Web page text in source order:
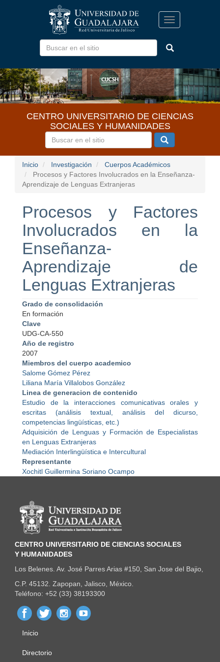
Toggle
navigation
CENTRO UNIVERSITARIO DE CIENCIAS
SOCIALES Y HUMANIDADES
Inicio Investigación
Cuerpos Académicos
Procesos y Factores Involucrados en la Enseñanza-
Aprendizaje de Lenguas Extranjeras
Procesos y Factores
Involucrados en la
Enseñanza-
Aprendizaje de
Lenguas Extranjeras
Grado de consolidación
En formación
Clave
UDG-CA-550
Año de registro
2007
Miembros del cuerpo academico
Salome Gómez Pérez
Liliana María Villalobos González
Linea de generacion de contenido
Estudio de la interacciones comunicativas orales y
escritas (análisis textual, análisis del dicurso,
competencias lingüísticas, etc.)
Adquisición de Lenguas y Formación de Especialistas
en Lenguas Extranjeras
Mediación Interlingüística e Intercultural
Representante
Xochitl Guillermina Soriano Ocampo
Información del portal
CENTRO UNIVERSITARIO DE CIENCIAS SOCIALES
Y HUMANIDADES
Los Belenes. Av. José Parres Arias #150, San Jose del Bajio,
C.P. 45132. Zapopan, Jalisco, México.
Teléfono: +52 (33) 38193300
Menú
principal
Inicio
Directorio